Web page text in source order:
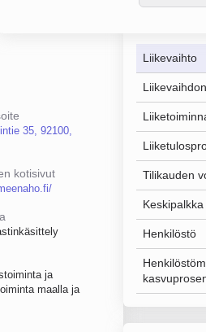
35, 92100,
kotisivut
ja
maalla ja
Liikevaihto
Tilikauden
Henkilöstö